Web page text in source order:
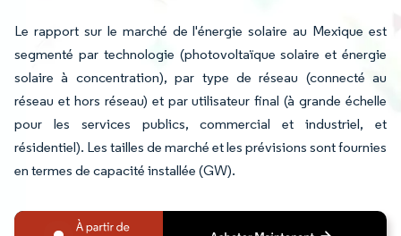
Le rapport sur le marché de l'énergie solaire au Mexique est
segmenté par technologie (photovoltaïque solaire et énergie
solaire à concentration), par type de réseau (connecté au
réseau et hors réseau) et par utilisateur final (à grande échelle
pour les services publics, commercial et industriel, et
résidentiel). Les tailles de marché et les prévisions sont fournies
en termes de capacité installée (GW).